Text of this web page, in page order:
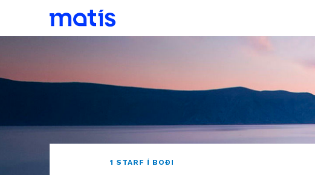
1 STARF Í BOÐI